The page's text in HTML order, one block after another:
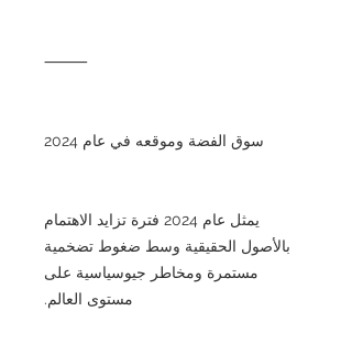
⸻
سوق الفضة وموقعه في عام 2024
يمثل عام 2024 فترة تزايد الاهتمام
بالأصول الحقيقية وسط ضغوط تضخمية
مستمرة ومخاطر جيوسياسية على
مستوى العالم.